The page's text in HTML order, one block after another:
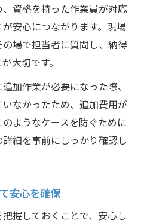
資格を持った作業員が対応
安心につながります。現場
場で担当者に質問し、納得
大切です。
加作業が必要になった際、
なかったため、追加費用が
ようなケースを防ぐために
細を事前にしっかり確認し
安心を確保
握しておくことで、安心し